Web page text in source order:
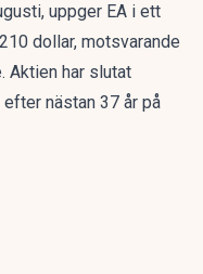
uppger EA i ett
dollar, motsvarande
Aktien har slutat
nästan 37 år på